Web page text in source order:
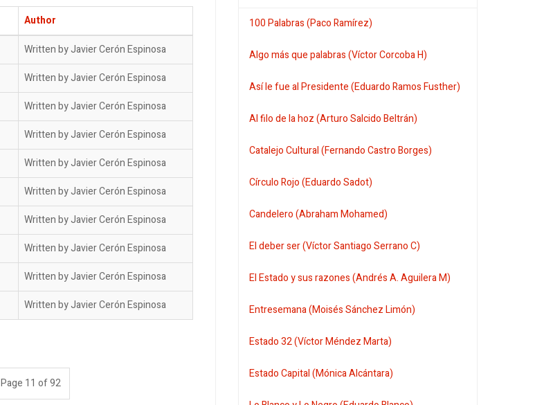
Author
Written by Javier Cerón Espinosa
Written by Javier Cerón Espinosa
Written by Javier Cerón Espinosa
Written by Javier Cerón Espinosa
Written by Javier Cerón Espinosa
Written by Javier Cerón Espinosa
Written by Javier Cerón Espinosa
Written by Javier Cerón Espinosa
Written by Javier Cerón Espinosa
Written by Javier Cerón Espinosa
Page 11 of 92
100 Palabras (Paco Ramírez)
Algo más que palabras (Víctor Corcoba H)
Así le fue al Presidente (Eduardo Ramos Fusther)
Al filo de la hoz (Arturo Salcido Beltrán)
Catalejo Cultural (Fernando Castro Borges)
Círculo Rojo (Eduardo Sadot)
Candelero (Abraham Mohamed)
El deber ser (Víctor Santiago Serrano C)
El Estado y sus razones (Andrés A. Aguilera M)
Entresemana (Moisés Sánchez Limón)
Estado 32 (Víctor Méndez Marta)
Estado Capital (Mónica Alcántara)